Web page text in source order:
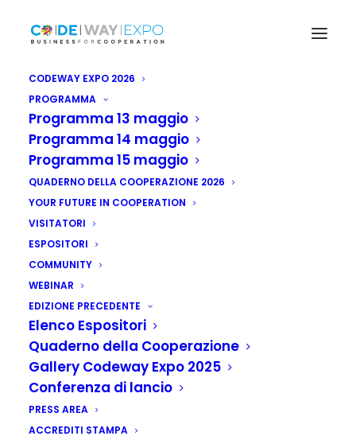
CODEWAY EXPO 2026
PROGRAMMA
Programma 13 maggio
Programma 14 maggio
Programma 15 maggio
QUADERNO DELLA COOPERAZIONE 2026
YOUR FUTURE IN COOPERATION
VISITATORI
ESPOSITORI
COMMUNITY
WEBINAR
EDIZIONE PRECEDENTE
Elenco Espositori
Quaderno della Cooperazione
Gallery Codeway Expo 2025
Conferenza di lancio
PRESS AREA
ACCREDITI STAMPA